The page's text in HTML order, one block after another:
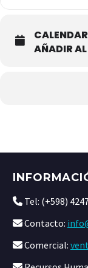
AÑADIR
Tel: (+598)
Contacto:
Comercial: